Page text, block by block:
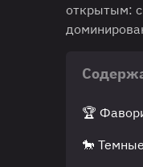
открытым:
🏆
🐎